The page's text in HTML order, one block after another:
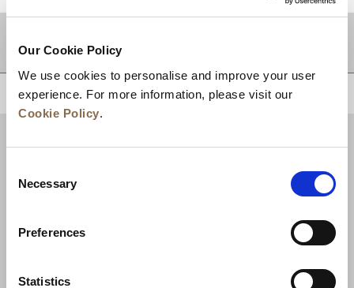
Our Cookie Policy
We use cookies to personalise and improve your user
experience. For more information, please visit our
Cookie Policy.
Selection
Necessary
Preferences
Statistics
目的地